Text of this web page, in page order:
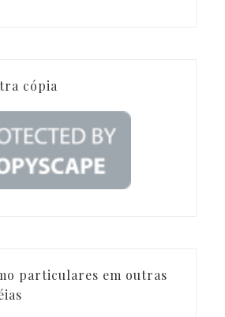
cópia
particulares em outras